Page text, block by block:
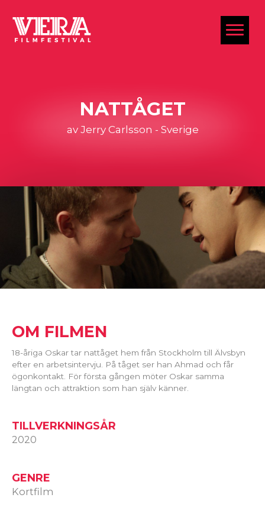
NATTÅGET
av Jerry Carlsson - Sverige
OM FILMEN
18-åriga Oskar tar nattåget hem från Stockholm till Älvsbyn
efter en arbetsintervju. På tåget ser han Ahmad och får
ögonkontakt. För första gången möter Oskar samma
längtan och attraktion som han själv känner.
TILLVERKNINGSÅR
2020
GENRE
Kortfilm